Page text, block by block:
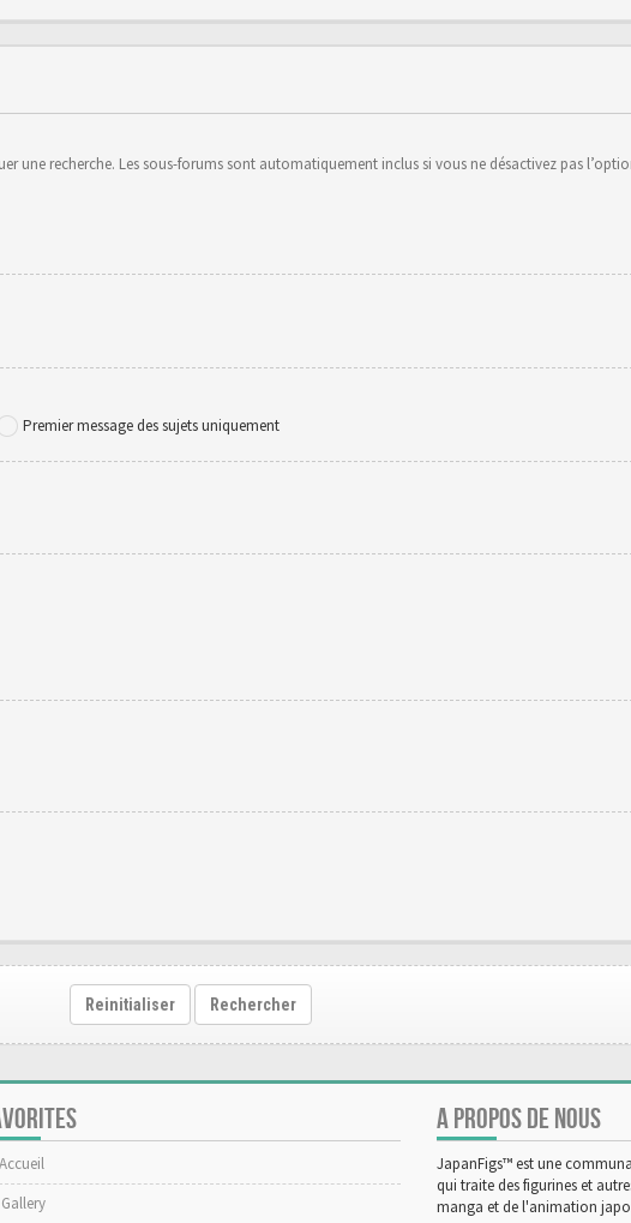
une recherche. Les sous-forums sont automatiquement inclus si vous ne désactivez pas
Premier message des sujets uniquement
Reinitialiser Rechercher
Accueil
Gallery
A PROPOS DE NOUS
JapanFigs™ est une
qui traite des figurines et
manga et de l'animation